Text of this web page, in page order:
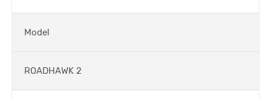
Model
ROADHAWK 2